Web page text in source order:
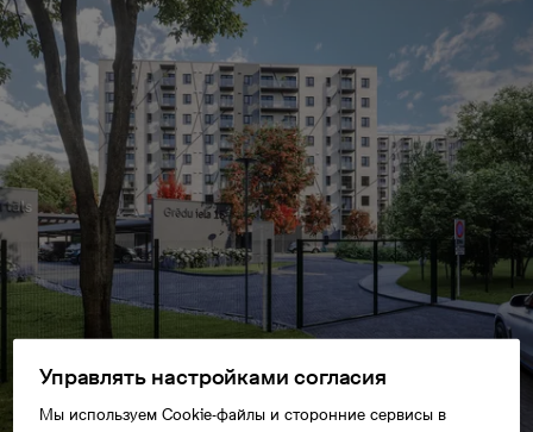
Управлять настройками согласия
Мы используем Cookie-файлы и сторонние сервисы в